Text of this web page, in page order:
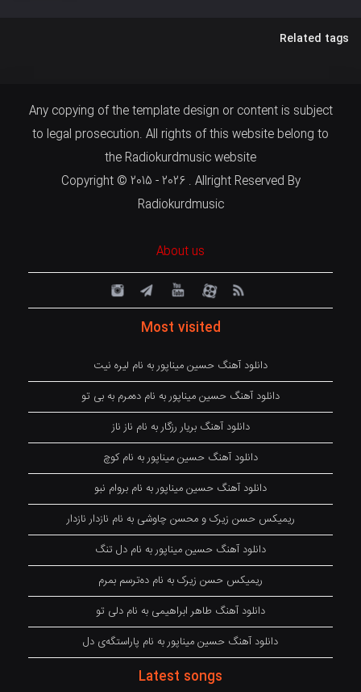
Related tags
Any copying of the template design or content is subject
to legal prosecution. All rights of this website belong to
the Radiokurdmusic website
Copyright © 2015 - 2026 . Allright Reserved By
Radiokurdmusic
About us
Most visited
دانلود آهنگ حسین میناپور به نام لیره نیت
دانلود آهنگ حسین میناپور به نام دەمرم بە بی تو
دانلود آهنگ بریار رزگار به نام ناز ناز
دانلود آهنگ حسین میناپور به نام کوچ
دانلود آهنگ حسین میناپور به نام بروام نبو
ریمیکس حسن زیرک و محسن چاوشی به نام نازدار نازدار
دانلود آهنگ حسین میناپور به نام دل تنگ
ریمیکس حسن زیرک به نام دەترسم بمرم
دانلود آهنگ طاهر ابراهیمی به نام دلی تو
دانلود آهنگ حسین میناپور به نام پاراستگەی دل
Latest songs